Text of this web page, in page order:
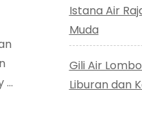
…
Istana Air
Muda
Gili Air
Liburan dan